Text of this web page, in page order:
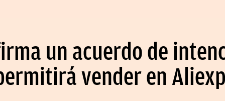
un acuerdo de
vender en